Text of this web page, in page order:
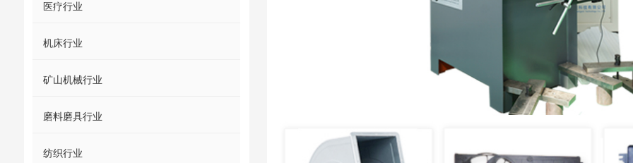
医疗行业
机床行业
矿山机械行业
磨料磨具行业
纺织行业